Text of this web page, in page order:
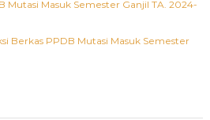
Mutasi Masuk Semester Ganjil TA. 2024-
Berkas PPDB Mutasi Masuk Semester